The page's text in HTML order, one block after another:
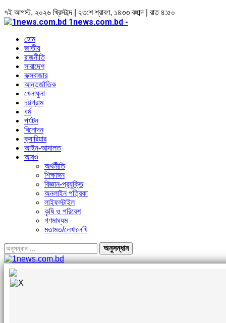
৭ই আগস্ট, ২০২৬ খ্রিস্টাব্দ | ২৩শে শ্রাবণ, ১৪৩৩ বঙ্গাব্দ | রাত ৪:৫০
1news.com.bd -
হোম
জাতীয়
রাজনীতি
সারাদেশ
কক্সবাজার
আন্তর্জাতিক
খেলাধুলা
চট্টগ্রাম
ধর্ম
পর্যটন
বিনোদন
ক্যারিয়ার
আইন-আদালত
আরও
অর্থনীতি
শিক্ষাঙ্গন
বিজ্ঞান-প্রযুক্তি
অনলাইন পত্রিকা
লাইফস্টাইল
কৃষি ও পরিবেশ
গণমাধ্যম
মতামত/লেখালেখি